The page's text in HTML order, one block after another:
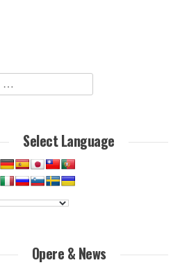
Select Language
Opere & News